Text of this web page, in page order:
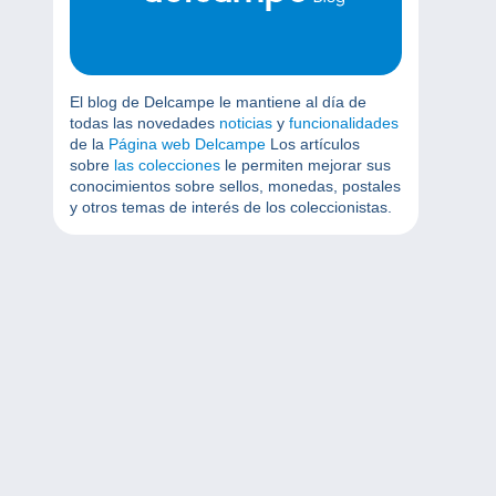
El blog de Delcampe le mantiene al día de
todas las novedades noticias y funcionalidades
de la Página web Delcampe Los artículos
sobre las colecciones le permiten mejorar sus
conocimientos sobre sellos, monedas, postales
y otros temas de interés de los coleccionistas.